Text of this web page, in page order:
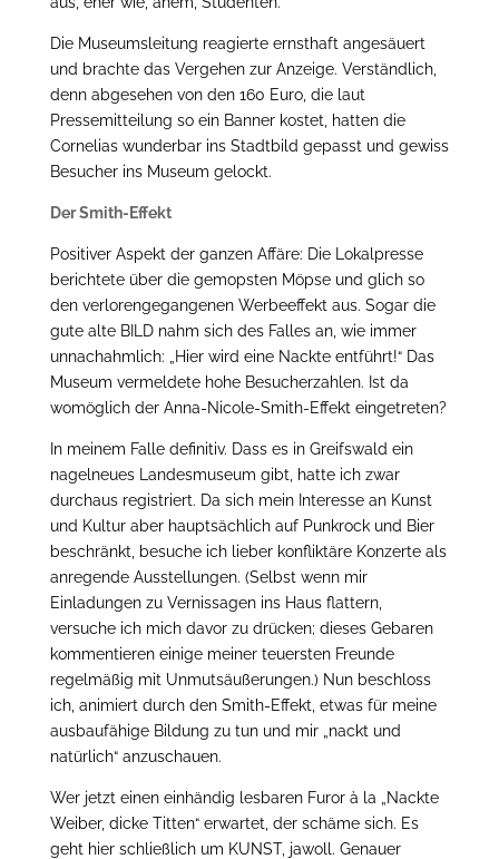
Die Museumsleitung reagierte ernsthaft angesäuert
und brachte das Vergehen zur Anzeige. Verständlich,
denn abgesehen von den 160 Euro, die laut
Pressemitteilung so ein Banner kostet, hatten die
Cornelias wunderbar ins Stadtbild gepasst und gewiss
Besucher ins Museum gelockt.
Der Smith-Effekt
Positiver Aspekt der ganzen Affäre: Die Lokalpresse
berichtete über die gemopsten Möpse und glich so
den verlorengegangenen Werbeeffekt aus. Sogar die
gute alte BILD nahm sich des Falles an, wie immer
unnachahmlich: „Hier wird eine Nackte entführt!“ Das
Museum vermeldete hohe Besucherzahlen. Ist da
womöglich der Anna-Nicole-Smith-Effekt eingetreten?
In meinem Falle definitiv. Dass es in Greifswald ein
nagelneues Landesmuseum gibt, hatte ich zwar
durchaus registriert. Da sich mein Interesse an Kunst
und Kultur aber hauptsächlich auf Punkrock und Bier
beschränkt, besuche ich lieber konfliktäre Konzerte als
anregende Ausstellungen. (Selbst wenn mir
Einladungen zu Vernissagen ins Haus flattern,
versuche ich mich davor zu drücken; dieses Gebaren
kommentieren einige meiner teuersten Freunde
regelmäßig mit Unmutsäußerungen.) Nun beschloss
ich, animiert durch den Smith-Effekt, etwas für meine
ausbaufähige Bildung zu tun und mir „nackt und
natürlich“ anzuschauen.
Wer jetzt einen einhändig lesbaren Furor à la „Nackte
Weiber, dicke Titten“ erwartet, der schäme sich. Es
geht hier schließlich um KUNST, jawoll. Genauer